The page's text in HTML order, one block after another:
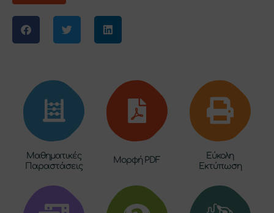
Εύκολη
Εκτύπωση
Μορφή PDF
Μαθηματικές
Παραστάσεις